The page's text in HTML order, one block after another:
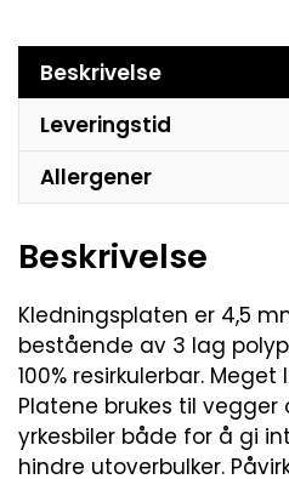
Beskrivelse
Leveringstid
Allergener
Beskrivelse
Kledningsplaten er 4,5
bestående av 3 lag
100% resirkulerbar. Meget
Platene brukes til
yrkesbiler både for å gi
hindre utoverbulker.